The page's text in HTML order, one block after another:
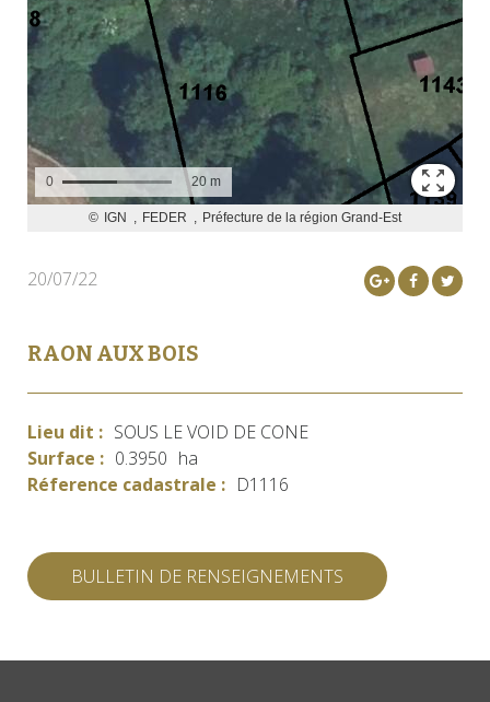
20/07/22
RAON AUX BOIS
Lieu dit : SOUS LE VOID DE CONE
Surface : 0.3950 ha
Réference cadastrale : D1116
BULLETIN DE RENSEIGNEMENTS